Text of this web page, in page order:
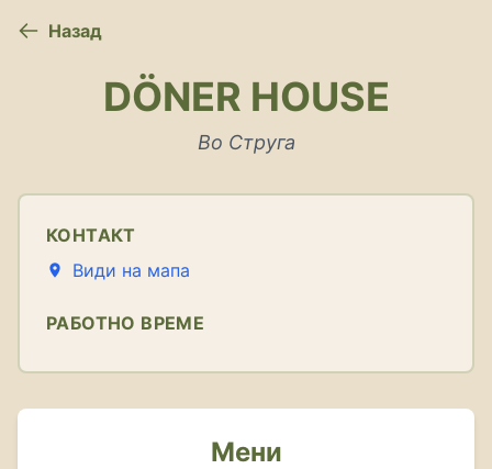
Назад
DÖNER HOUSE
Во Струга
КОНТАКТ
Види на мапа
РАБОТНО ВРЕМЕ
Мени